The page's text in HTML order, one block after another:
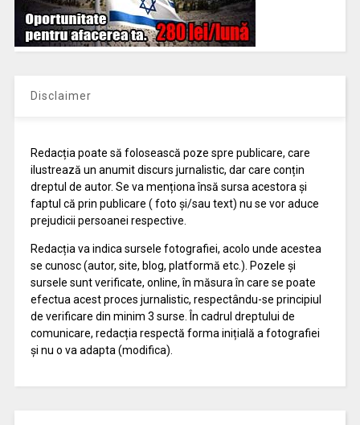
Disclaimer
Redacția poate să folosească poze spre publicare, care
ilustrează un anumit discurs jurnalistic, dar care conțin
dreptul de autor. Se va menționa însă sursa acestora și
faptul că prin publicare ( foto și/sau text) nu se vor aduce
prejudicii persoanei respective.
Redacția va indica sursele fotografiei, acolo unde acestea
se cunosc (autor, site, blog, platformă etc.). Pozele și
sursele sunt verificate, online, în măsura în care se poate
efectua acest proces jurnalistic, respectându-se principiul
de verificare din minim 3 surse. În cadrul dreptului de
comunicare, redacția respectă forma inițială a fotografiei
și nu o va adapta (modifica).